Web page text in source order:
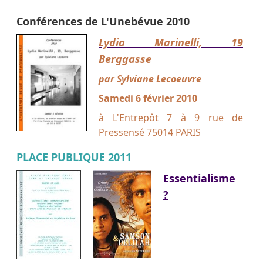
Conférences de L'Unebévue 2010
Lydia Marinelli, 19
Berggasse
par Sylviane Lecoeuvre
Samedi 6 février 2010
à L'Entrepôt 7 à 9 rue de
Pressensé 75014 PARIS
PLACE PUBLIQUE 2011
Essentialisme
?